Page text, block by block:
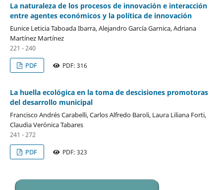
La naturaleza de los procesos de innovación e interacción
entre agentes económicos y la política de innovación
Eunice Leticia Taboada Ibarra, Alejandro García Garnica, Adriana
Martínez Martínez
221 - 240
PDF
PDF: 316
La huella ecológica en la toma de descisiones promotoras
del desarrollo municipal
Francisco Andrés Carabelli, Carlos Alfredo Baroli, Laura Liliana Forti,
Claudia Verónica Tabares
241 - 272
PDF
PDF: 323